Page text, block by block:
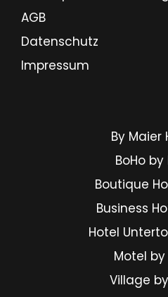
AGB
Datenschutz
Impressum
By Maier
BoHo
Boutique
Business
Hotel
Motel
Village